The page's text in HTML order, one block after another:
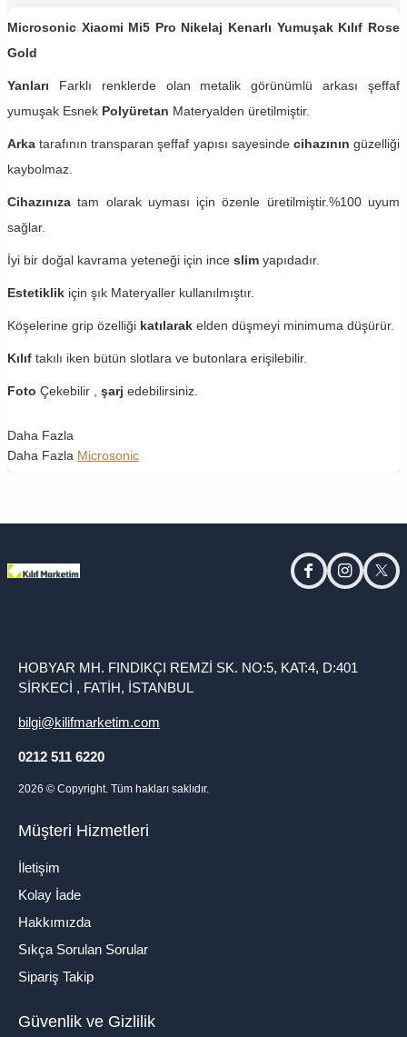
Microsonic Xiaomi Mi5 Pro Nikelaj Kenarlı Yumuşak Kılıf Rose
Gold
Yanları Farklı renklerde olan metalik görünümlü arkası şeffaf
yumuşak Esnek Polyüretan Materyalden üretilmiştir.
Arkatarafının transparan şeffaf yapısı sayesinde cihazının güzelliği
kaybolmaz.
Cihazınızatam olarak uyması için özenle üretilmiştir.%100 uyum
sağlar.
İyi bir doğal kavrama yeteneği için ince slim yapıdadır.
Estetiklik için şık Materyaller kullanılmıştır.
Köşelerine grip özelliği katılarak elden düşmeyi minimuma düşürür.
Kılıf takılı iken bütün slotlara ve butonlara erişilebilir.
Foto Çekebilir , şarj edebilirsiniz.
Daha Fazla
Daha Fazla Microsonic
facebookinstagram
HOBYAR MH. FINDIKÇI REMZİ SK. NO:5, KAT:4, D:401
SİRKECİ , FATİH, İSTANBUL
bilgi@kilifmarketim.com
0212 511 6220
2026 © Copyright. Tüm hakları saklıdır.
Müşteri Hizmetleri
İletişim
Kolay İade
Hakkımızda
Sıkça Sorulan Sorular
Sipariş Takip
Güvenlik ve Gizlilik